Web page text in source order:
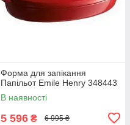
Форма для запікання
Папільот Emile Henry 348443
В наявності
5 596 ₴ 6 995 ₴